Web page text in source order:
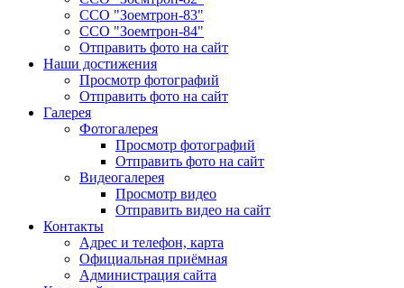
ССО "Зоемтрон-83"
ССО "Зоемтрон-84"
Отправить фото на сайт
Наши достижения
Просмотр фотографий
Отправить фото на сайт
Галерея
Фотогалерея
Просмотр фотографий
Отправить фото на сайт
Видеогалерея
Просмотр видео
Отправить видео на сайт
Контакты
Адрес и телефон, карта
Официальная приёмная
Администрация сайта